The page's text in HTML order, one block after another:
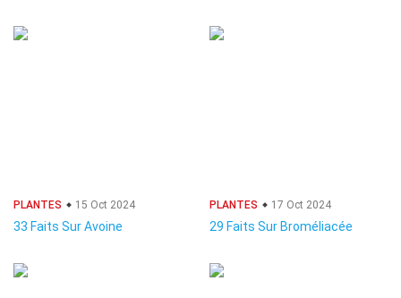
PLANTES 15 Oct 2024
33 Faits Sur Avoine
PLANTES 17 Oct 2024
29 Faits Sur Broméliacée